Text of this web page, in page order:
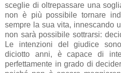
sceglie di oltrepassare una
non è più possibile tornare
sempre la sua vita, innescando
non sarà possibile sottrarsi:
Le intenzioni del giudice
diciotto anni, è capace di
perfettamente in grado di